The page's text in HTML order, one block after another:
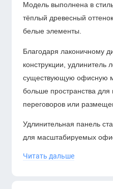
Модель выполнена в
тёплый древесный
белые элементы.
Благодаря лаконичному
конструкции, удлинитель
существующую офисную
больше пространства для
переговоров или
Удлинительная панель
для масштабируемых
Читать дальше